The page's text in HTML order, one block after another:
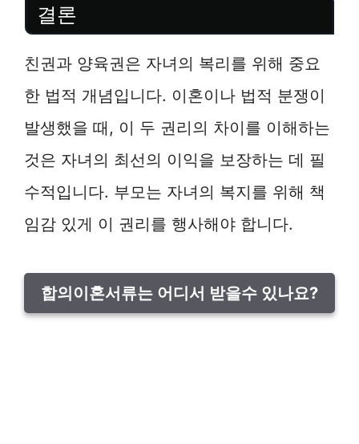
결론
친권과 양육권은 자녀의 복리를 위해 중요
한 법적 개념입니다. 이혼이나 법적 분쟁이
발생했을 때, 이 두 권리의 차이를 이해하는
것은 자녀의 최선의 이익을 보장하는 데 필
수적입니다. 부모는 자녀의 복지를 위해 책
임감 있게 이 권리를 행사해야 합니다.
합의이혼서류는 어디서 받을수 있나요?